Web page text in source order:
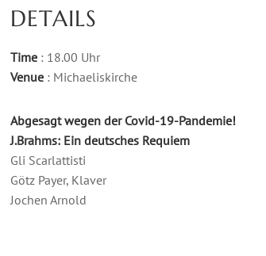
DETAILS
Time : 18.00 Uhr
Venue : Michaeliskirche
Abgesagt wegen der Covid-19-Pandemie!
J.Brahms: Ein deutsches Requiem
Gli Scarlattisti
Götz Payer, Klaver
Jochen Arnold